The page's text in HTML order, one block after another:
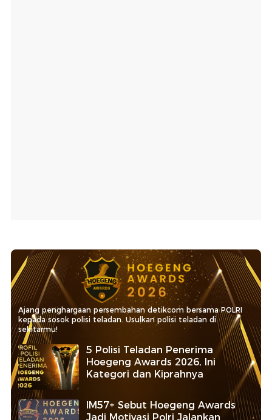
Ajang penghargaan persembahan detikcom bersama POLRI
kepada sosok polisi teladan. Usulkan polisi teladan di
sekitarmu!
5 Polisi Teladan Penerima
Hoegeng Awards 2026, Ini
Kategori dan Kiprahnya
IM57+ Sebut Hoegeng Awards
Jadi Motivasi Polri Jalankan